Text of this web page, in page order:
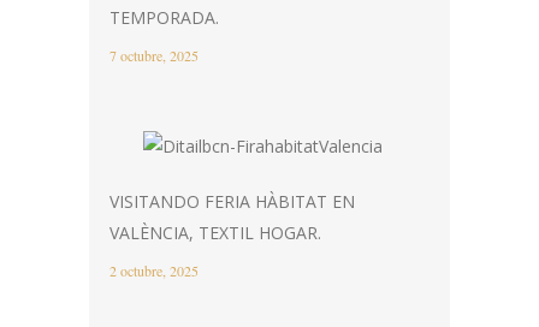
TEMPORADA.
7 octubre, 2025
VISITANDO FERIA HÀBITAT EN
VALÈNCIA, TEXTIL HOGAR.
2 octubre, 2025